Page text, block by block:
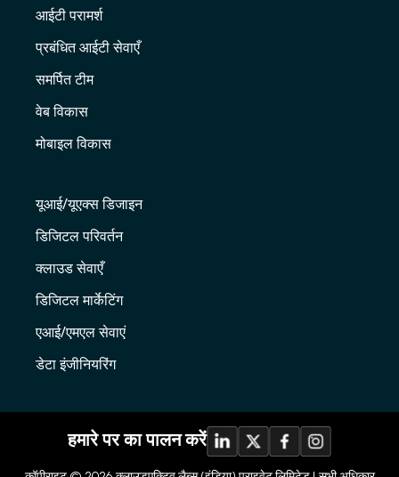
आईटी परामर्श
प्रबंधित आईटी सेवाएँ
समर्पित टीम
वेब विकास
मोबाइल विकास
यूआई/यूएक्स डिजाइन
डिजिटल परिवर्तन
क्लाउड सेवाएँ
डिजिटल मार्केटिंग
एआई/एमएल सेवाएं
डेटा इंजीनियरिंग
हमारे पर का पालन करें